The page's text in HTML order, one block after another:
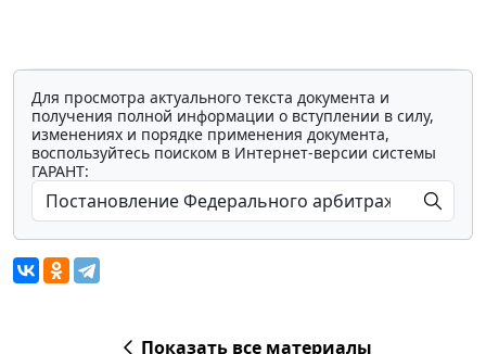
Для просмотра актуального текста документа и
получения полной информации о вступлении в силу,
изменениях и порядке применения документа,
воспользуйтесь поиском в Интернет-версии системы
ГАРАНТ:
Показать все материалы